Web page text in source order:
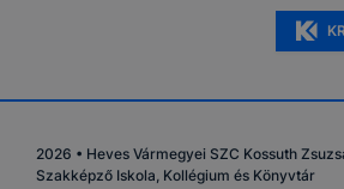
2026 • Heves Vármegyei SZC Kossuth
Szakképző Iskola, Kollégium és Könyvtár